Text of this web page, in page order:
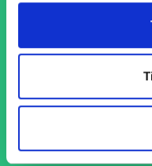
1-4 dages
Med hurtig levering på
projekter aldrig bliver
præcist og til tiden, så
kørende uden